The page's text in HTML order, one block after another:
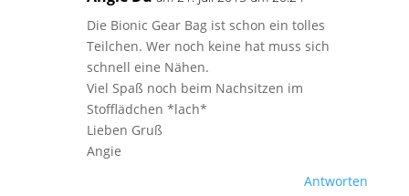
Die Bionic Gear Bag ist schon ein tolles
Teilchen. Wer noch keine hat muss sich
schnell eine Nähen.
Viel Spaß noch beim Nachsitzen im
Stofflädchen *lach*
Lieben Gruß
Angie
Antworten